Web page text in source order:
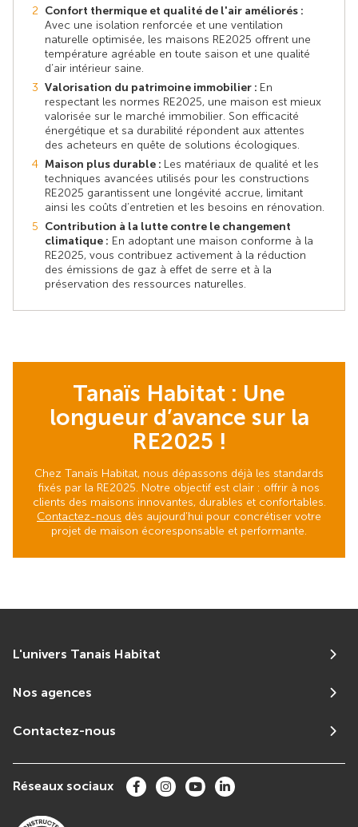
Confort thermique et qualité de l'air améliorés :
Avec une isolation renforcée et une ventilation
naturelle optimisée, les maisons RE2025 offrent une
température agréable en toute saison et une qualité
d’air intérieur saine.
Valorisation du patrimoine immobilier : En
respectant les normes RE2025, une maison est mieux
valorisée sur le marché immobilier. Son efficacité
énergétique et sa durabilité répondent aux attentes
des acheteurs en quête de solutions écologiques.
Maison plus durable : Les matériaux de qualité et les
techniques avancées utilisés pour les constructions
RE2025 garantissent une longévité accrue, limitant
ainsi les coûts d’entretien et les besoins en rénovation.
Contribution à la lutte contre le changement
climatique : En adoptant une maison conforme à la
RE2025, vous contribuez activement à la réduction
des émissions de gaz à effet de serre et à la
préservation des ressources naturelles.
Tanaïs Habitat : Une
longueur d’avance sur la
RE2025 !
Chez Tanaïs Habitat, nous dépassons déjà les standards
fixés par la RE2025. Notre objectif est clair : offrir à nos
clients des maisons innovantes, durables et confortables.
Contactez-nous dès aujourd’hui pour concrétiser votre
projet de maison écoresponsable et performante.
L'univers Tanais Habitat
Nos agences
Contactez-nous
Réseaux sociaux